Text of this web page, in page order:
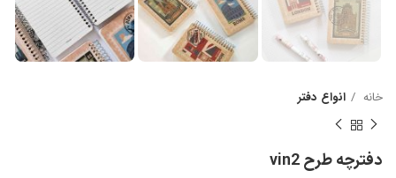
خانه انواع دفتر
دفترچه طرح vin2